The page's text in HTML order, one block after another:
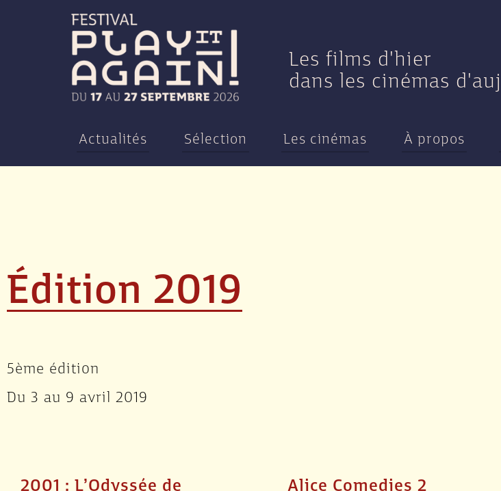
Les films d'hier
dans les cinémas
Actualités Sélection Les cinémas À propos
Édition 2019
5ème édition
Du 3 au 9 avril 2019
2001 : L’Odyssée de Alice Comedies 2